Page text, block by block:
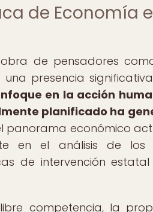
de Economía
de pensadores
una presencia
en la acción
planificado ha
panorama económico
en el análisis de los
de intervención
competencia, la